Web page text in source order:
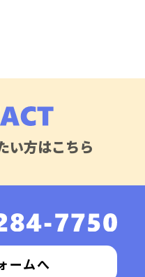
い方はこちら
ームへ